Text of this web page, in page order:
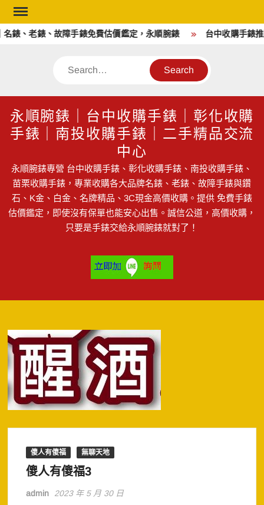
Skip
to
content
、老錶、故障手錶免費估價鑑定，永順腕錶 台中收購手錶
Search
永順腕錶｜台中收購手錶｜彰化收購
手錶｜南投收購手錶｜二手精品交流
中心
永順腕錶專營 台中收購手錶、彰化收購手錶、南投收購手錶、
苗栗收購手錶，專業收購各大品牌名錶、老錶、故障手錶與鑽
石、K金、白金、名牌精品、3C現金高價收購。提供 免費手錶
估價鑑定，即使沒有保單也能安心出售。誠信公道，高價收購，
只要是手錶交給永順腕錶就對了！
傻人有傻福 無聊天地
傻人有傻福3
admin 2023 年 5 月 30 日